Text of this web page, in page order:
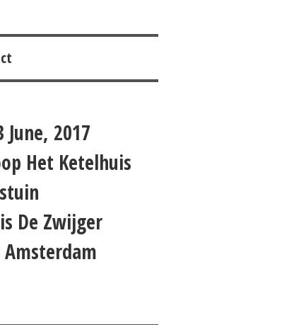
June, 2017
Het Ketelhuis
De Zwijger
Amsterdam